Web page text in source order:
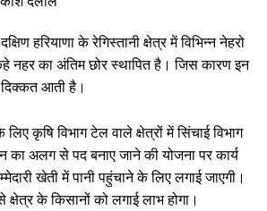
हरियाणा के रेगिस्तानी क्षेत्र में विभिन्न नेहरो
नहर का अंतिम छोर स्थापित है। जिस कारण इन
दिक्कत आती है।
कृषि विभाग टेल वाले क्षेत्रों में सिंचाई विभाग
अलग से पद बनाए जाने की योजना पर कार्य
खेती में पानी पहुंचाने के लिए लगाई जाएगी।
के किसानों को लगाई लाभ होगा।